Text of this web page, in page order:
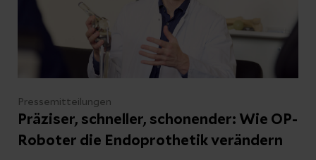
Pressemitteilungen
Präziser, schneller, schonender: Wie OP-
Roboter die Endoprothetik verändern